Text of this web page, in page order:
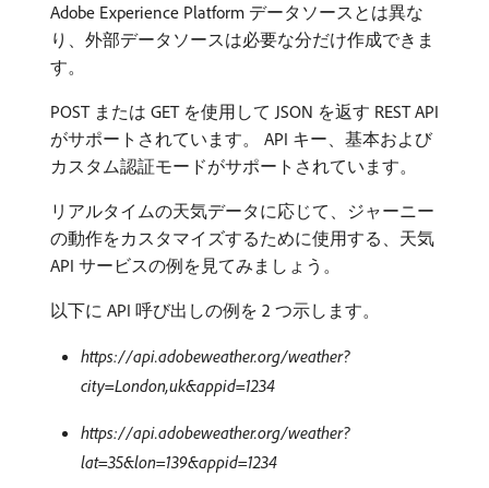
Adobe Experience Platform データソースとは異な
り、外部データソースは必要な分だけ作成できま
す。
POST または GET を使用して JSON を返す REST API
がサポートされています。 API キー、基本および
カスタム認証モードがサポートされています。
リアルタイムの天気データに応じて、ジャーニー
の動作をカスタマイズするために使用する、天気
API サービスの例を見てみましょう。
以下に API 呼び出しの例を 2 つ示します。
https://api.adobeweather.org/weather?
city=London,uk&appid=1234
https://api.adobeweather.org/weather?
lat=35&lon=139&appid=1234